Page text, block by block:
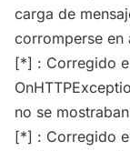
carga de
corromperse en
[*] : Corregido
no se
[*] : Corregido